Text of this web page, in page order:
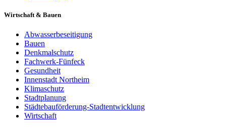
Wirtschaft & Bauen
Abwasserbeseitigung
Bauen
Denkmalschutz
Fachwerk-Fünfeck
Gesundheit
Innenstadt Northeim
Klimaschutz
Stadtplanung
Städtebauförderung-Stadtentwicklung
Wirtschaft